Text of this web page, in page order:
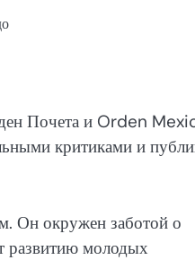
Почета и Orden
критиками и
Он окружен заботой о
развитию молодых